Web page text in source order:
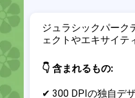
ジュラシックパーク
ェクトやエキサイテ
👇 含まれるもの:
✔ 300 DPIの独自デ